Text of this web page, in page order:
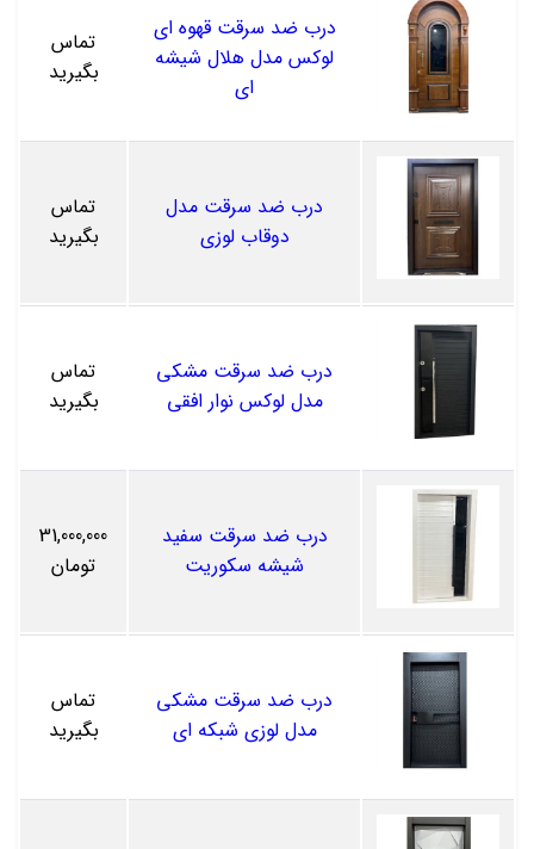
درب ضد سرقت قهوه ای
لوکس مدل هلال شیشه
ای
تماس
بگیرید
درب ضد سرقت مدل
دوقاب لوزی
تماس
بگیرید
درب ضد سرقت مشکی
مدل لوکس نوار افقی
تماس
بگیرید
درب ضد سرقت سفید
شیشه سکوریت
31,000,000
تومان
درب ضد سرقت مشکی
مدل لوزی شبکه ای
تماس
بگیرید